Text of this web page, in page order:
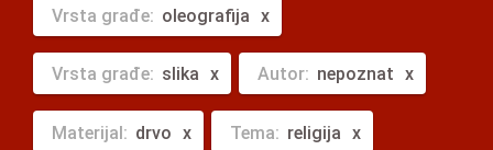
Vrsta građe: oleografija
Vrsta građe: slika Autor: nepoznat
Materijal: drvo Tema: religija